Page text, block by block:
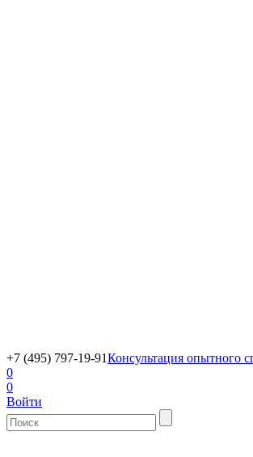
+7 (495) 797-19-91Консультация опытного
0
0
Войти